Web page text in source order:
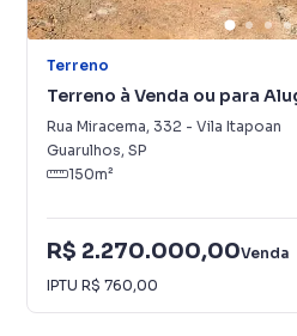
Terreno
Terreno à Venda ou para
Rua Miracema, 332 - Vila Itapoan
Guarulhos, SP
150m²
R$ 2.270.000,00Venda
IPTU R$ 760,00